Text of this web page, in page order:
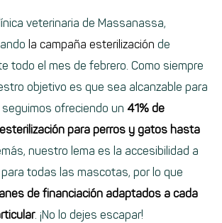
veterinaria de Massanassa,
la campaña esterilización de
todo el mes de febrero. Como siempre
objetivo es que sea alcanzable para
ofreciendo un 41% de
para perros y gatos hasta
nuestro lema es la accesibilidad a
todas las mascotas, por lo que
de financiación adaptados a cada
. ¡No lo dejes escapar!